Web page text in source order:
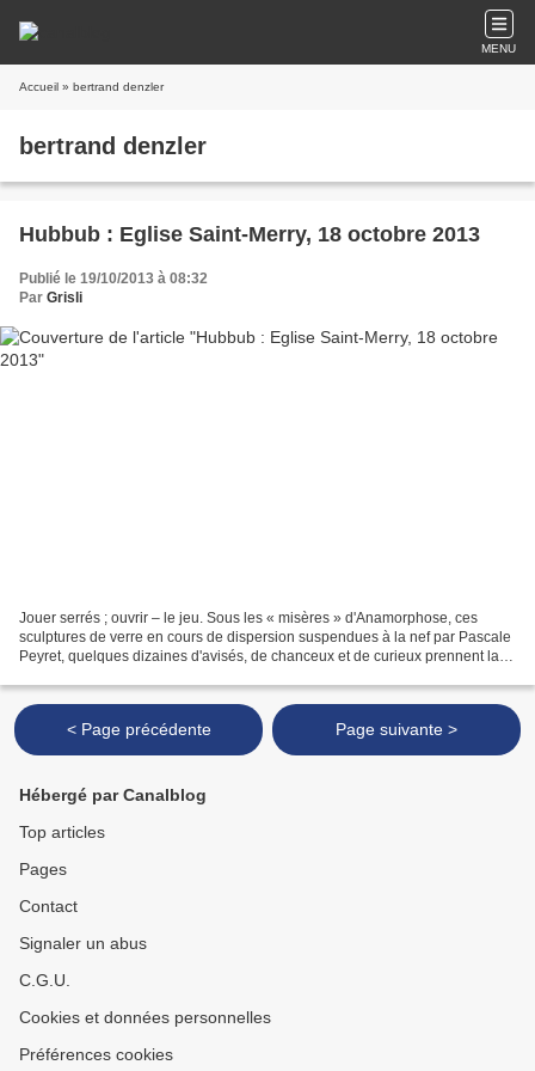
MENU
Accueil » bertrand denzler
bertrand denzler
Hubbub : Eglise Saint-Merry, 18 octobre 2013
Publié le 19/10/2013 à 08:32
Par Grisli
Jouer serrés ; ouvrir – le jeu. Sous les « misères » d'Anamorphose, ces
sculptures de verre en cours de dispersion suspendues à la nef par Pascale
Peyret, quelques dizaines d'avisés, de chanceux et de curieux prennent la
< Page précédente Page suivante >
Hébergé par Canalblog
Top articles
Pages
Contact
Signaler un abus
C.G.U.
Cookies et données personnelles
Préférences cookies